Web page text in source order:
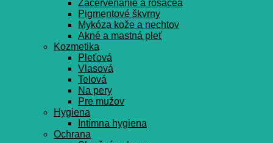
Začervenanie a rosacea
Pigmentové škvrny
Mykóza kože a nechtov
Akné a mastná pleť
Kozmetika
Pleťová
Vlasová
Telová
Na pery
Pre mužov
Hygiena
Intímna hygiena
Ochrana